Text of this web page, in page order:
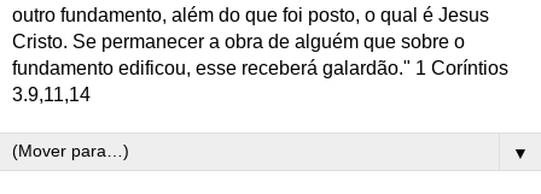
outro fundamento, além do que foi posto, o qual é Jesus
Cristo. Se permanecer a obra de alguém que sobre o
fundamento edificou, esse receberá galardão." 1 Coríntios
3.9,11,14
▼